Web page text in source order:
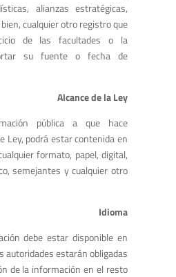
alianzas estratégicas,
cualquier otro registro que
de las facultades o la
su fuente o fecha de
Alcance de la Ley
pública a que hace
Ley, podrá estar contenida en
formato, papel, digital,
semejantes y cualquier otro
Idioma
debe estar disponible en
autoridades estarán obligadas
de la información en el resto